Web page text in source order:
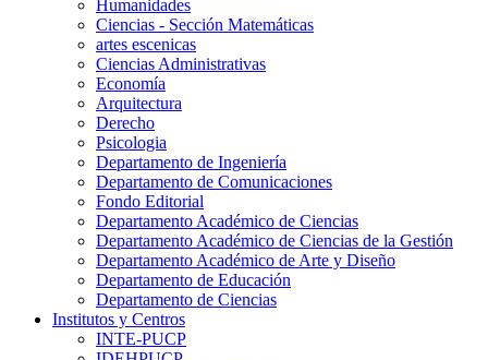
Humanidades
Ciencias - Sección Matemáticas
artes escenicas
Ciencias Administrativas
Economía
Arquitectura
Derecho
Psicologia
Departamento de Ingeniería
Departamento de Comunicaciones
Fondo Editorial
Departamento Académico de Ciencias
Departamento Académico de Ciencias de la Gestión
Departamento Académico de Arte y Diseño
Departamento de Educación
Departamento de Ciencias
Institutos y Centros
INTE-PUCP